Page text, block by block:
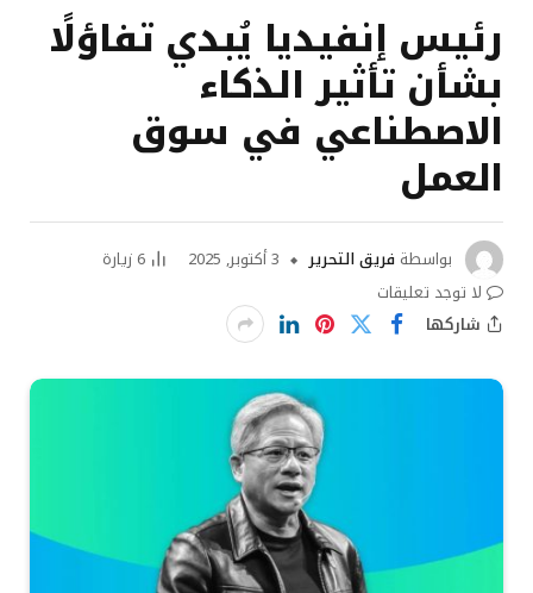
رئيس إنفيديا يُبدي تفاؤلًا
بشأن تأثير الذكاء
الاصطناعي في سوق
العمل
بواسطة فريق التحرير 3 أكتوبر, 2025 6 زيارة
لا توجد تعليقات
شاركها